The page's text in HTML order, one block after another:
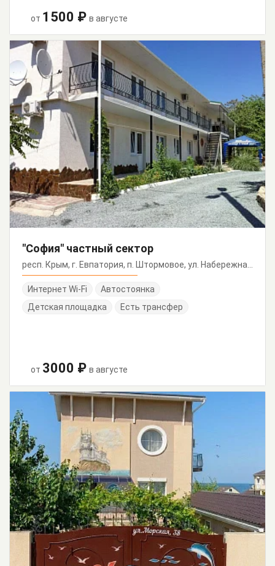
от 1500 ₽ в августе
"София" частный сектор
респ. Крым, г. Евпатория, п. Штормовое, ул. Набережная, 3, корп. 55, 56
Интернет Wi-Fi
Автостоянка
Детская площадка
Есть трансфер
от 3000 ₽ в августе